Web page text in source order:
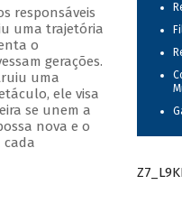
responsáveis
uma trajetória
o
gerações.
uma
ele visa
se unem a
nova e o
cada